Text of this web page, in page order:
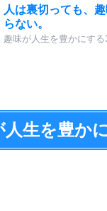
人は裏切っても、
らない。
趣味が人生を豊かにす
人生を豊か